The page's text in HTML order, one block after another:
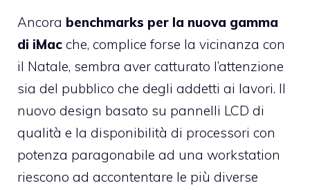
Ancora benchmarks per la nuova gamma
di iMac che, complice forse la vicinanza con
il Natale, sembra aver catturato l’attenzione
sia del pubblico che degli addetti ai lavori. Il
nuovo design basato su pannelli LCD di
qualità e la disponibilità di processori con
potenza paragonabile ad una workstation
riescono ad accontentare le più diverse